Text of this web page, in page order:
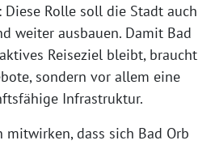
Rolle soll die Stadt auch
weiter ausbauen. Damit Bad
Reiseziel bleibt, braucht
sondern vor allem eine
Infrastruktur.
mitwirken, dass sich Bad Orb